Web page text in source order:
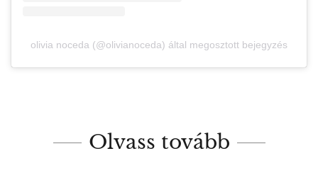
olivia noceda (@olivianoceda) által megosztott bejegyzés
Olvass tovább